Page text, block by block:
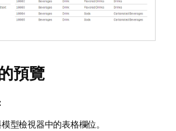
預覽
型檢視器中的表格欄位。